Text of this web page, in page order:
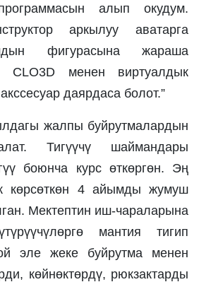
алып окудум.
аркылуу аватарга
фигурасына жараша
CLO3D менен виртуалдык
даярдаса болот.”
жалпы буйрутмалардын
Тигүүчү шаймандары
боюнча курс өткөргөн. Эң
көрсөткөн 4 айымды жумуш
Мектептин иш-чараларына
мантия тигип
эле жеке буйрутма менен
көйнөктөрдү, рюкзактарды